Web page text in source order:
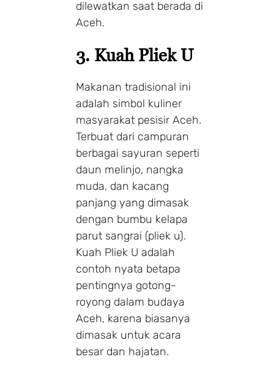
dilewatkan saat berada di
Aceh.
3. Kuah Pliek U
Makanan tradisional ini
adalah simbol kuliner
masyarakat pesisir Aceh.
Terbuat dari campuran
berbagai sayuran seperti
daun melinjo, nangka
muda, dan kacang
panjang yang dimasak
dengan bumbu kelapa
parut sangrai (pliek u).
Kuah Pliek U adalah
contoh nyata betapa
pentingnya gotong-
royong dalam budaya
Aceh, karena biasanya
dimasak untuk acara
besar dan hajatan.